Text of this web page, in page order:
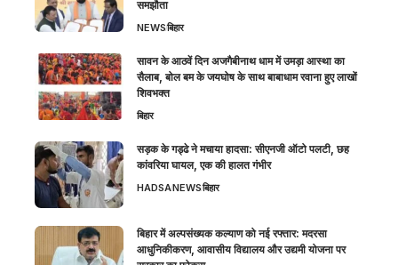
समझौता
NEWSबिहार
सावन के आठवें दिन अजगैबीनाथ धाम में उमड़ा आस्था का
सैलाब, बोल बम के जयघोष के साथ बाबाधाम रवाना हुए लाखों
शिवभक्त
बिहार
सड़क के गड्ढे ने मचाया हादसा: सीएनजी ऑटो पलटी, छह
कांवरिया घायल, एक की हालत गंभीर
HADSANEWSबिहार
बिहार में अल्पसंख्यक कल्याण को नई रफ्तार: मदरसा
आधुनिकीकरण, आवासीय विद्यालय और उद्यमी योजना पर